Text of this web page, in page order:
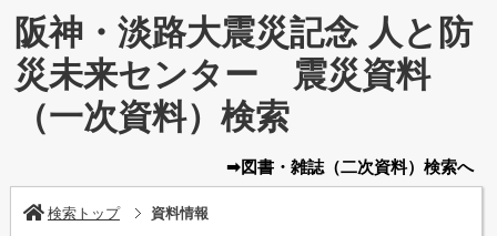
阪神・淡路大震災記念 人と防
災未来センター 震災資料
（一次資料）検索
➡図書・雑誌（二次資料） 検索へ
検索トップ 資料情報